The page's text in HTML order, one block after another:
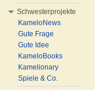
Schwesterprojekte
KameloNews
Gute Frage
Gute Idee
KameloBooks
Kamelionary
Spiele & Co.